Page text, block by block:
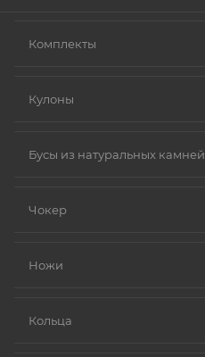
Комплекты
Кулоны
Бусы из натуральных камней
Чокер
Ножи
Кольца